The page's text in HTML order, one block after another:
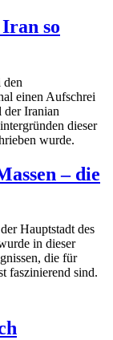
so
den
einen Aufschrei
der Iranian
dieser
wurde.
– die
Hauptstadt des
in dieser
die für
faszinierend sind.